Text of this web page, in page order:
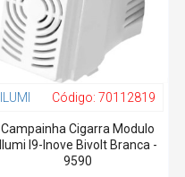
ILUMI Código: 70112819
Campainha Cigarra Modulo
Ilumi I9-Inove Bivolt Branca -
9590